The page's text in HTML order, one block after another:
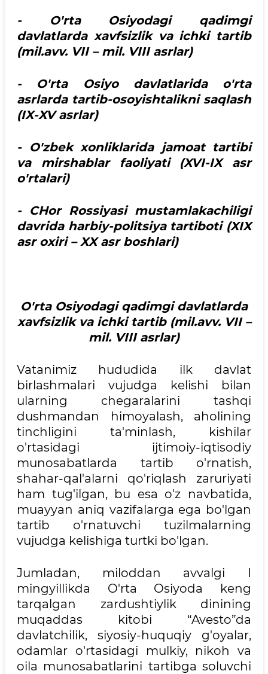
- O'rta Osiyodagi qadimgi
davlatlarda xavfsizlik va ichki tartib
(mil.avv. VII – mil. VIII asrlar)
- O'rta Osiyo davlatlarida o'rta
asrlarda tartib-osoyishtalikni saqlash
(IX-XV asrlar)
- O'zbek xonliklarida jamoat tartibi
va mirshablar faoliyati (XVI-IX asr
o'rtalari)
- CHor Rossiyasi mustamlakachiligi
davrida harbiy-politsiya tartiboti (XIX
asr oxiri – XX asr boshlari)
O'rta Osiyodagi qadimgi davlatlarda
xavfsizlik va ichki tartib (mil.avv. VII –
mil. VIII asrlar)
Vatanimiz hududida ilk davlat
birlashmalari vujudga kelishi bilan
ularning chegaralarini tashqi
dushmandan himoyalash, aholining
tinchligini ta'minlash, kishilar
o'rtasidagi ijtimoiy-iqtisodiy
munosabatlarda tartib o'rnatish,
shahar-qal'alarni qo'riqlash zaruriyati
ham tug'ilgan, bu esa o'z navbatida,
muayyan aniq vazifalarga ega bo'lgan
tartib o'rnatuvchi tuzilmalarning
vujudga kelishiga turtki bo'lgan.
Jumladan, miloddan avvalgi I
mingyillikda O'rta Osiyoda keng
tarqalgan zardushtiylik dinining
muqaddas kitobi “Avesto”da
davlatchilik, siyosiy-huquqiy g'oyalar,
odamlar o'rtasidagi mulkiy, nikoh va
oila munosabatlarini tartibga soluvchi